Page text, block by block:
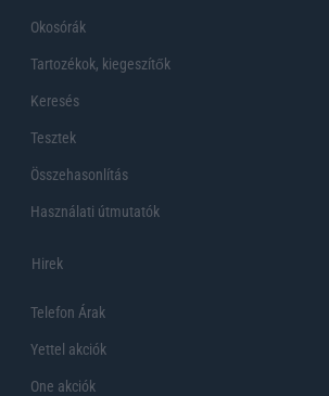
Okosórák
Tartozékok, kiegeszítők
Keresés
Tesztek
Összehasonlítás
Használati útmutatók
Hirek
Telefon Árak
Yettel akciók
One akciók